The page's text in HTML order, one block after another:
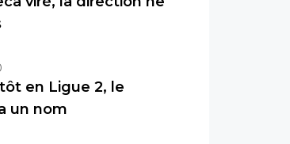
en Ligue 2, le
un nom